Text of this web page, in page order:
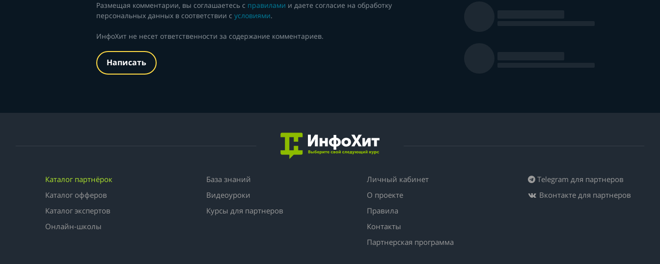
Размещая комментарии, вы соглашаетесь с правилами и даете согласие на обработку
персональных данных в соответствии с условиями.
ИнфоХит не несет ответственности за содержание комментариев.
Написать
Каталог партнёрок
Каталог офферов
Каталог экспертов
Онлайн-школы
База знаний
Видеоуроки
Курсы для партнеров
Личный кабинет
О проекте
Правила
Контакты
Партнерская программа
Telegram для партнеров
Вконтакте для партнеров